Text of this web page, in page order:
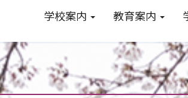
学校案内 教育案内